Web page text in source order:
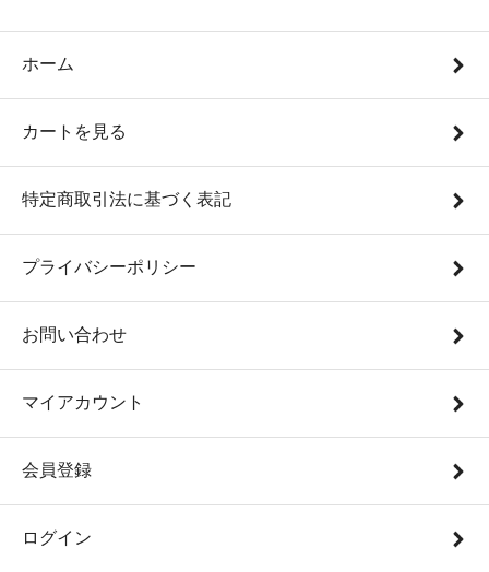
ホーム
カートを見る
特定商取引法に基づく表記
プライバシーポリシー
お問い合わせ
マイアカウント
会員登録
ログイン